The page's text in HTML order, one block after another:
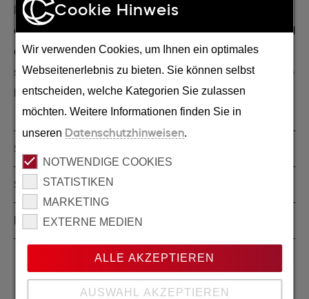
Budgetverbrennung. In Form von kreativen,
auffälligen und zielgruppenorientierten Content und
dessen Veröffentlichung in den richtigen Kanälen
schaffen wir Ihnen eine Social Media Kampagne, die
Ihre Zielgruppe überzeugt.
SEA
SEO
E-Mail Marketing
Cookie Hinweis
Wir verwenden Cookies, um Ihnen ein optimales
Webseitenerlebnis zu bieten. Sie können selbst
entscheiden, welche Kategorien Sie zulassen
möchten. Weitere Informationen finden Sie in
unseren Datenschutzhinweisen.
NOTWENDIGE COOKIES
STATISTIKEN
MARKETING
EXTERNE MEDIEN
ALLE AKZEPTIEREN
AUSWAHL AKZEPTIEREN